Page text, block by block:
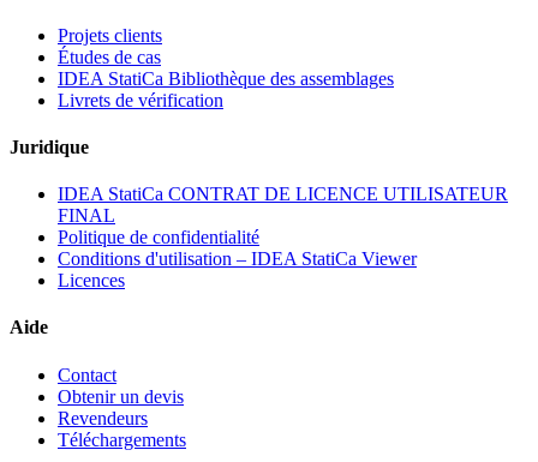
Projets clients
Études de cas
IDEA StatiCa Bibliothèque des assemblages
Livrets de vérification
Juridique
IDEA StatiCa CONTRAT DE LICENCE UTILISATEUR
FINAL
Politique de confidentialité
Conditions d'utilisation – IDEA StatiCa Viewer
Licences
Aide
Contact
Obtenir un devis
Revendeurs
Téléchargements